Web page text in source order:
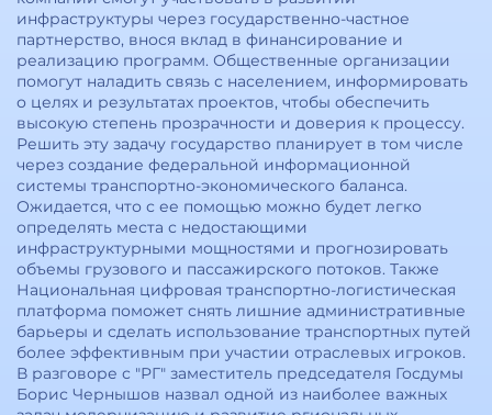
инфраструктуры через государственно-частное
партнерство, внося вклад в финансирование и
реализацию программ. Общественные организации
помогут наладить связь с населением, информировать
о целях и результатах проектов, чтобы обеспечить
высокую степень прозрачности и доверия к процессу.
Решить эту задачу государство планирует в том числе
через создание федеральной информационной
системы транспортно-экономического баланса.
Ожидается, что с ее помощью можно будет легко
определять места с недостающими
инфраструктурными мощностями и прогнозировать
объемы грузового и пассажирского потоков. Также
Национальная цифровая транспортно-логистическая
платформа поможет снять лишние административные
барьеры и сделать использование транспортных путей
более эффективным при участии отраслевых игроков.
В разговоре с "РГ" заместитель председателя Госдумы
Борис Чернышов назвал одной из наиболее важных